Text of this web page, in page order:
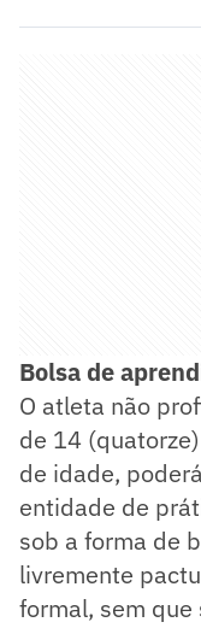
Bolsa de
O atleta não
de 14
de idade,
entidade de
sob a forma de
livremente
formal, sem